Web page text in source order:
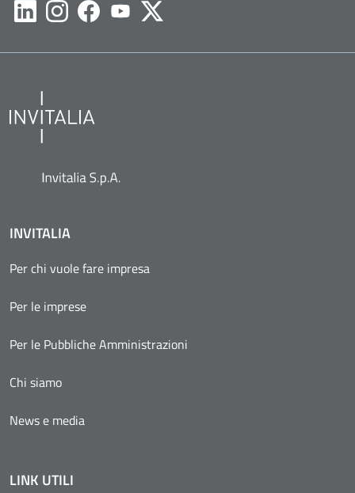
LikedinInstagramFacebookYoutubeTwitter
INVITALIA
Per chi vuole fare impresa
Per le imprese
Per le Pubbliche Amministrazioni
Chi siamo
News e media
LINK UTILI